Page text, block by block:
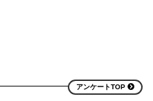
アンケートTOP